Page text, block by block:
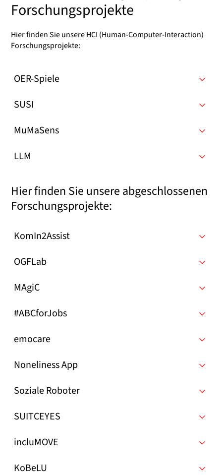
Forschungsprojekte
Hier finden Sie unsere HCI (Human-Computer-Interaction)
Forschungsprojekte:
OER-Spiele
SUSI
MuMaSens
LLM
Hier finden Sie unsere abgeschlossenen
Forschungsprojekte:
KomIn2Assist
OGFLab
MAgiC
#ABCforJobs
emocare
Noneliness App
Soziale Roboter
SUITCEYES
incluMOVE
KoBeLU